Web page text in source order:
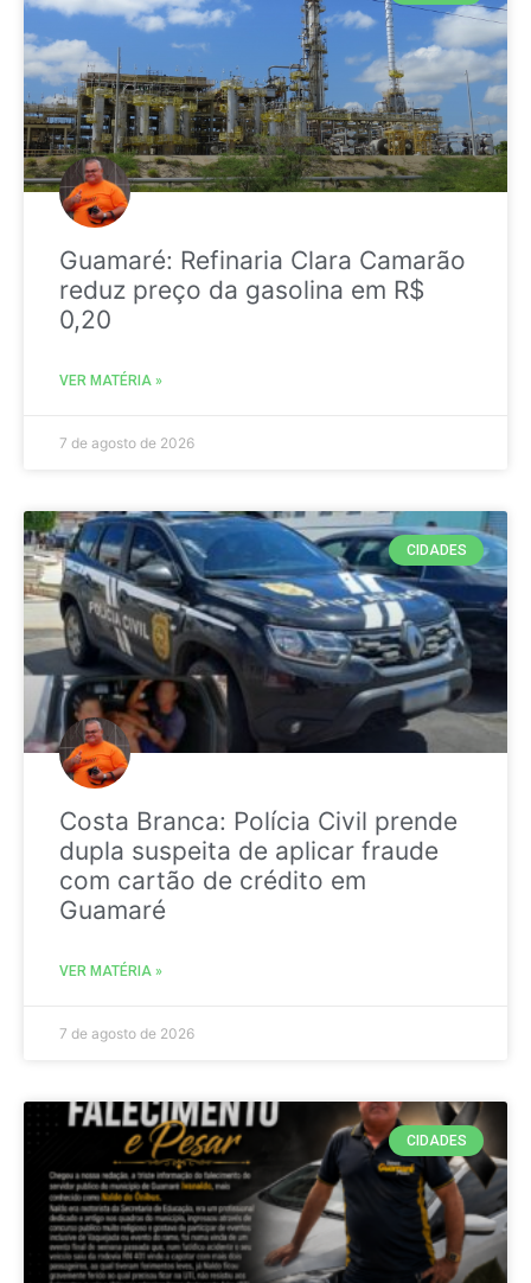
Guamaré: Refinaria Clara Camarão
reduz preço da gasolina em R$
0,20
VER MATÉRIA »
7 de agosto de 2026
CIDADES
Costa Branca: Polícia Civil prende
dupla suspeita de aplicar fraude
com cartão de crédito em
Guamaré
VER MATÉRIA »
7 de agosto de 2026
CIDADES